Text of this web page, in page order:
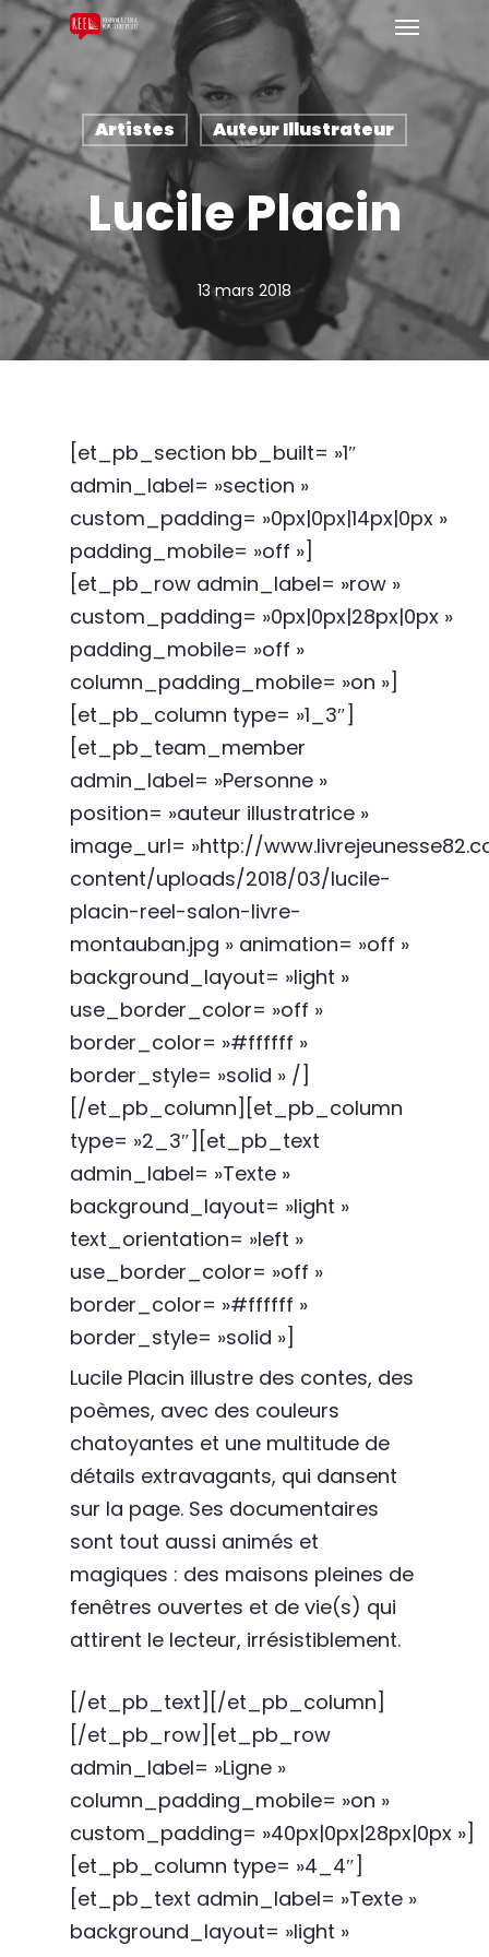
Artistes Auteur Illustrateur
Lucile Placin
13 mars 2018
[et_pb_section bb_built= »1″
admin_label= »section »
custom_padding= »0px|0px|14px|0px »
padding_mobile= »off »]
[et_pb_row admin_label= »row »
custom_padding= »0px|0px|28px|0px »
padding_mobile= »off »
column_padding_mobile= »on »]
[et_pb_column type= »1_3″]
[et_pb_team_member
admin_label= »Personne »
position= »auteur illustratrice »
image_url= »http://
content/uploads/2018/03/lucile-
placin-reel-salon-livre-
montauban.jpg » animation= »off »
background_layout= »light »
use_border_color= »off »
border_color= »#ffffff »
border_style= »solid » /]
[/et_pb_column][et_pb_column
type= »2_3″][et_pb_text
admin_label= »Texte »
background_layout= »light »
text_orientation= »left »
use_border_color= »off »
border_color= »#ffffff »
border_style= »solid »]
Lucile Placin illustre des contes, des
poèmes, avec des couleurs
chatoyantes et une multitude de
détails extravagants, qui dansent
sur la page. Ses documentaires
sont tout aussi animés et
magiques : des maisons pleines de
fenêtres ouvertes et de vie(s) qui
attirent le lecteur, irrésistiblement.
[/et_pb_text][/et_pb_column]
[/et_pb_row][et_pb_row
admin_label= »Ligne »
column_padding_mobile= »on »
custom_padding= »40px|0px|28px|0px »]
[et_pb_column type= »4_4″]
[et_pb_text admin_label= »Texte »
background_layout= »light »